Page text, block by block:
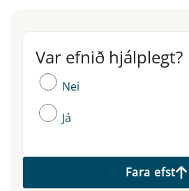
Var efnið hjálplegt?
Var efnið hjálplegt?
Nei
Já
Fara efst